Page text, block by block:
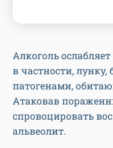
Алкоголь
в частности,
патогенами,
Атаковав
спровоцировать
альвеолит.